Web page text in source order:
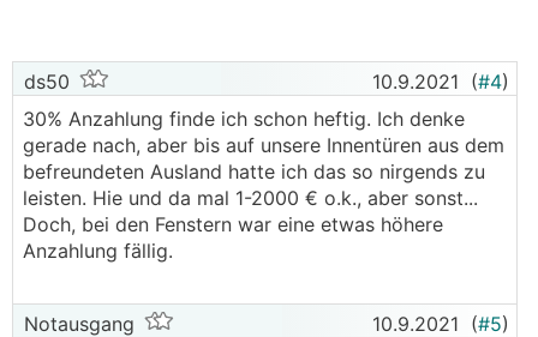
ds50 10.9.2021 (#4)
30% Anzahlung finde ich schon heftig. Ich denke
gerade nach, aber bis auf unsere Innentüren aus dem
befreundeten Ausland hatte ich das so nirgends zu
leisten. Hie und da mal 1-2000 € o.k., aber sonst...
Doch, bei den Fenstern war eine etwas höhere
Anzahlung fällig.
Notausgang 10.9.2021 (#5)